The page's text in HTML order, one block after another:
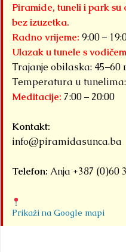
Piramide, tuneli i park
bez izuzetka.
Radno vrijeme: 9:00 –
Ulazak u tunele s
Trajanje obilaska: 45–60
Temperatura u tunelima:
Meditacije: 7:00 – 20:00
Kontakt:
info@piramidasunca.ba
Telefon: Anja +387 (0)60
Prikaži na Google mapi